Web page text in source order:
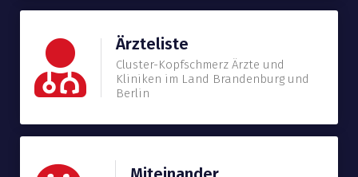
Ärzteliste
Cluster-Kopfschmerz Ärzte und
Kliniken im Land Brandenburg und
Berlin